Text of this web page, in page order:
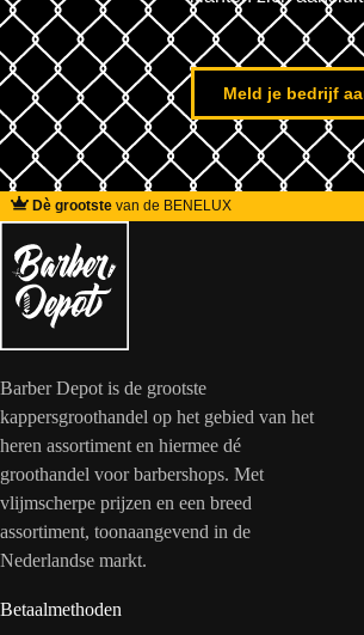
Meld je bedrijf
Dè grootste van de BENELUX
Barber Depot is de grootste
kappersgroothandel op het gebied van het
heren assortiment en hiermee dé
groothandel voor barbershops. Met
vlijmscherpe prijzen en een breed
assortiment, toonaangevend in de
Nederlandse markt.
Betaalmethoden